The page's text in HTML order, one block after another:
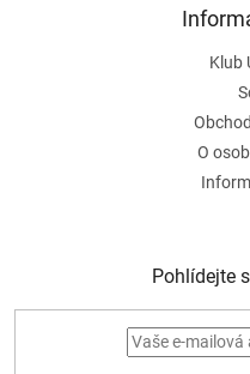
Klub
O
Pohlídejte